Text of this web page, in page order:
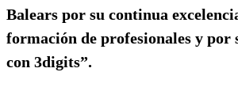
Balears por su continua
formación de profesionales y por
con 3digits”.